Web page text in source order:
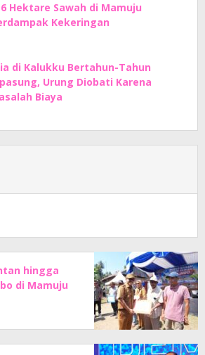
Hektare Sawah di Mamuju
Kekeringan
di Kalukku Bertahun-Tahun
Urung Diobati Karena
Biaya
hingga
di Mamuju